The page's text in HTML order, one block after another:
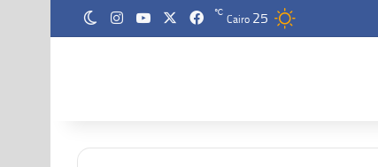
Cairo25
℃ فيسبوك ‫YouTubeانستقرام